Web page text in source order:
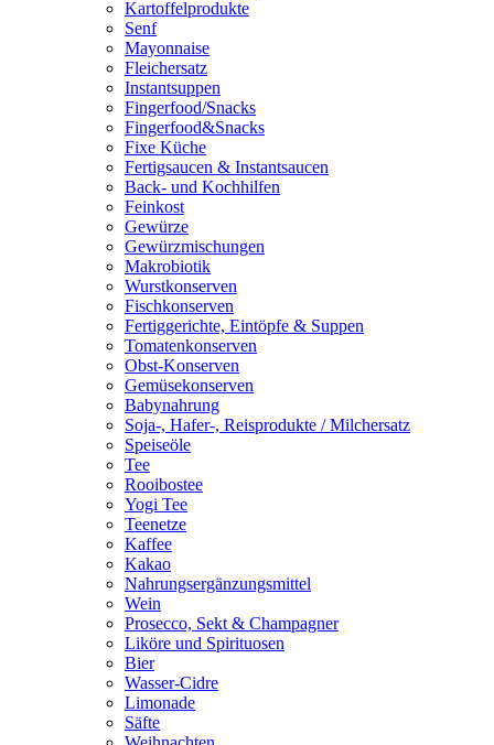
Kartoffelprodukte
Senf
Mayonnaise
Fleichersatz
Instantsuppen
Fingerfood/Snacks
Fingerfood&Snacks
Fixe Küche
Fertigsaucen & Instantsaucen
Back- und Kochhilfen
Feinkost
Gewürze
Gewürzmischungen
Makrobiotik
Wurstkonserven
Fischkonserven
Fertiggerichte, Eintöpfe & Suppen
Tomatenkonserven
Obst-Konserven
Gemüsekonserven
Babynahrung
Soja-, Hafer-, Reisprodukte / Milchersatz
Speiseöle
Tee
Rooibostee
Yogi Tee
Teenetze
Kaffee
Kakao
Nahrungsergänzungsmittel
Wein
Prosecco, Sekt & Champagner
Liköre und Spirituosen
Bier
Wasser-Cidre
Limonade
Säfte